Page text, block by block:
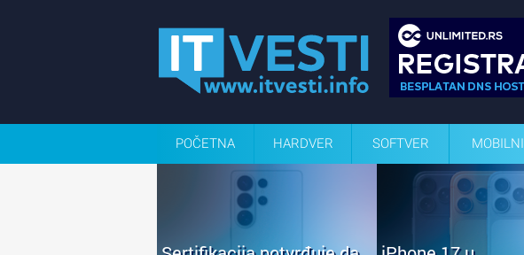
POČETNA HARDVER SOFTVER MOBILNI